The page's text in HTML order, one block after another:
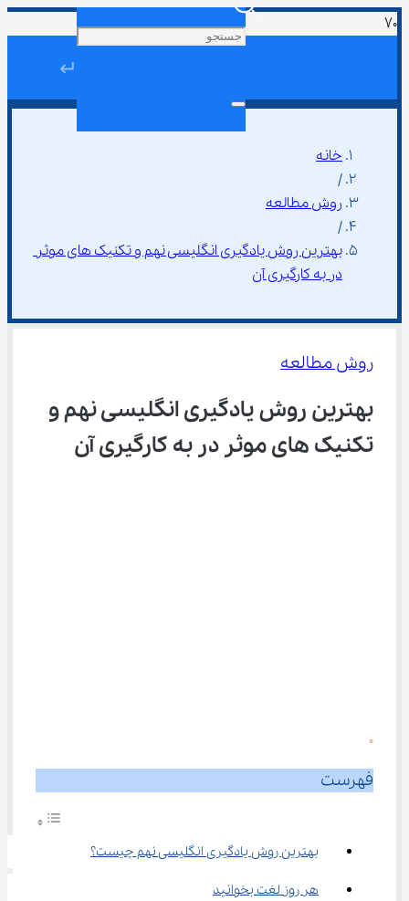
↵
خانه
/
روش مطالعه
/
بهترین روش یادگیری انگلیسی نهم و تکنیک ‌های موثر
در به کارگیری آن
روش مطالعه
بهترین روش یادگیری انگلیسی نهم و
تکنیک ‌های موثر در به کارگیری آن
0
فهرست
بهترین روش یادگیری انگلیسی نهم چیست؟
هر روز لغت بخوانید